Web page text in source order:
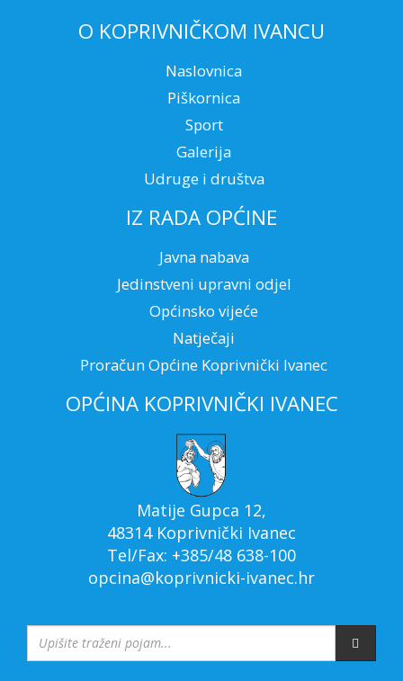
O KOPRIVNIČKOM IVANCU
Naslovnica
Piškornica
Sport
Galerija
Udruge i društva
IZ RADA OPĆINE
Javna nabava
Jedinstveni upravni odjel
Općinsko vijeće
Natječaji
Proračun Općine Koprivnički Ivanec
OPĆINA KOPRIVNIČKI IVANEC
Matije Gupca 12,
48314 Koprivnički Ivanec
Tel/Fax: +385/48 638-100
opcina@koprivnicki-ivanec.hr